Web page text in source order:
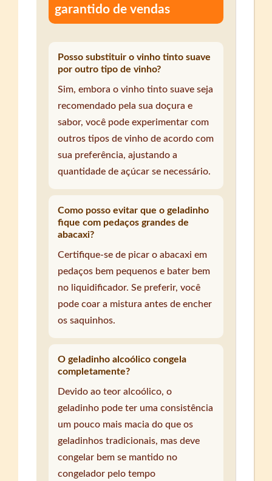
garantido de vendas
Posso substituir o vinho tinto suave
por outro tipo de vinho?
Sim, embora o vinho tinto suave seja
recomendado pela sua doçura e
sabor, você pode experimentar com
outros tipos de vinho de acordo com
sua preferência, ajustando a
quantidade de açúcar se necessário.
Como posso evitar que o geladinho
fique com pedaços grandes de
abacaxi?
Certifique-se de picar o abacaxi em
pedaços bem pequenos e bater bem
no liquidificador. Se preferir, você
pode coar a mistura antes de encher
os saquinhos.
O geladinho alcoólico congela
completamente?
Devido ao teor alcoólico, o
geladinho pode ter uma consistência
um pouco mais macia do que os
geladinhos tradicionais, mas deve
congelar bem se mantido no
congelador pelo tempo